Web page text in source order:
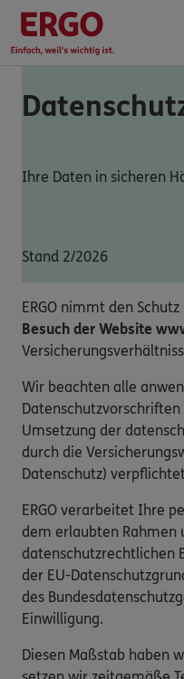
Ihre Daten in sicheren
Stand 2/2026
ERGO nimmt den
Besuch der Website
Wir beachten alle
Umsetzung der
durch die
Datenschutz)
ERGO verarbeitet Ihre
dem erlaubten Rahmen
datenschutzrechtlichen
der EU-
des
Einwilligung.
Diesen Maßstab haben